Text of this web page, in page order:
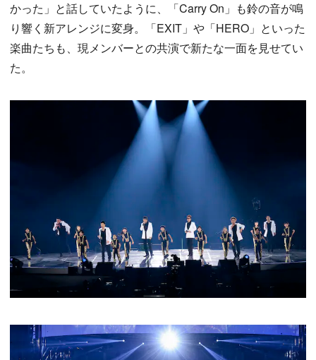
かった」と話していたように、「Carry On」も鈴の音が鳴
り響く新アレンジに変身。「EXIT」や「HERO」といった
楽曲たちも、現メンバーとの共演で新たな一面を見せてい
た。